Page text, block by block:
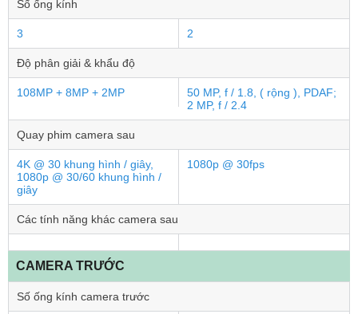
Số ống kính
3 2
Độ phân giải & khẩu độ
108MP + 8MP + 2MP
50 MP, f / 1.8, ( rộng ), PDAF;
2 MP, f / 2.4
Quay phim camera sau
4K @ 30 khung hình / giây,
1080p @ 30/60 khung hình /
giây
1080p @ 30fps
Các tính năng khác camera sau
CAMERA TRƯỚC
Số ống kính camera trước